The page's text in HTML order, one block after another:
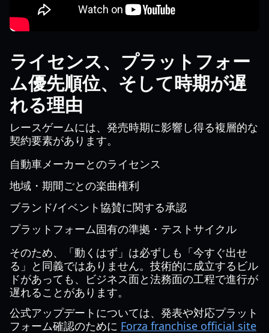
ライセンス、プラットフォー
ム優先順位、そして時期が遅
れる理由
レースゲームには、発売時期に影響し得る複層的な
契約要素があります。
自動車メーカーとのライセンス
地域・期間ごとの楽曲権利
ブランド/イベント協賛に関する承認
プラットフォーム固有の準拠・テストサイクル
そのため、「動くはず」は必ずしも「今すぐ出せ
る」と同義ではありません。技術的に成立するビル
ドがあっても、ビジネス面と法務面の工程で進行が
遅れることがあります。
公式アップデートについては、発表や対応プラット
フォーム確認のために Forza franchise official site